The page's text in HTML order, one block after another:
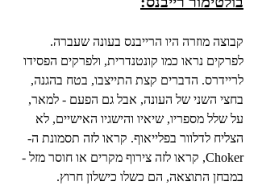
קבוצה מוזרה היו הרייבנס בעונה שעברה.
לפרקים נראו כמו קונטנדרית, ולפרקים הפסידו
לריידרס. הדברים קצת התייצבו, בטח בהגנה,
בחצי השני של העונה, אבל גם הפעם - למאר,
על שלל מספריו, שיאיו והישגיו האישיים, לא
הצליח לדלוור בפלייאוף. קראו לזה תסמונת ה-
Choker, קראו לזה צירוף מקרים או חוסר מזל -
במבחן התוצאה, הם כשלו כישלון חרוץ.